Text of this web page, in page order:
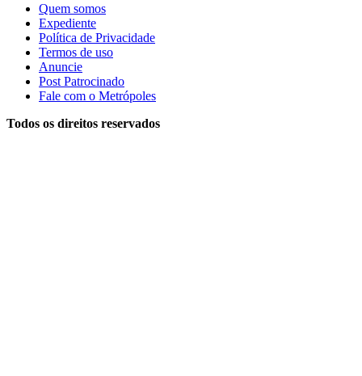
Quem somos
Expediente
Política de Privacidade
Termos de uso
Anuncie
Post Patrocinado
Fale com o Metrópoles
Todos os direitos reservados